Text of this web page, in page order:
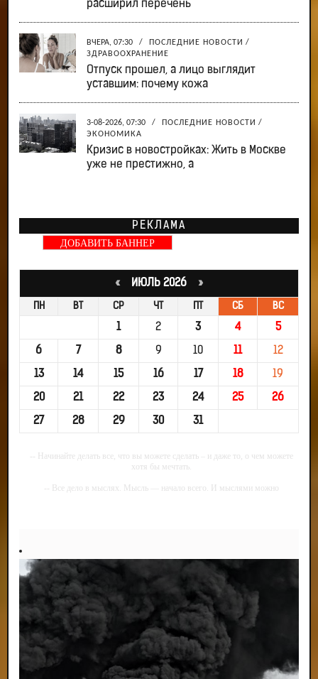
расширил перечень
ВЧЕРА, 07:30 / ПОСЛЕДНИЕ НОВОСТИ /
ЗДРАВООХРАНЕНИЕ
Отпуск прошел, а лицо выглядит
уставшим: почему кожа
3-08-2026, 07:30 / ПОСЛЕДНИЕ НОВОСТИ /
ЭКОНОМИКА
Кризис в новостройках: Жить в Москве
уже не престижно, а
РЕКЛАМА
ДОБАВИТЬ БАННЕР
« ИЮЛЬ 2026 »
ПН ВТ СР ЧТ ПТ СБ ВС
1 2 3 4 5
6 7 8 9 10 11 12
13 14 15 16 17 18 19
20 21 22 23 24 25 26
27 28 29 30 31
-- Начинайте делать все, что вы можете сделать – и даже то, о чем можете
хотя бы мечтать.
-- Все дело в мыслях. Мысль — начало всего. И мыслями можно
-- Самое большое богатство — это ум. Самая большая нищета — глупость.
Из всех страхов самый пугающий — самолюбование.
-- Лучшее, что можно сделать с хорошим советом, это пропустить его
мимо ушей. Он никогда не бывает полезен никому, кроме того, кто его дал.
-- Люблю давать советы и очень не люблю, когда их дают мне.